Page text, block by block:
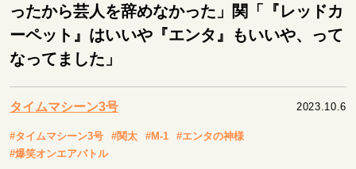
キャリア・働き方
大人の学び直し
ったから芸人を辞めなかった」関「『レッドカ
ーペット』はいいや『エンタ』もいいや、って
なってました」
タイムマシーン3号 2023.10.6
#タイムマシーン3号 #関太 #M-1
#エンタの神様
#爆笑オンエアバトル